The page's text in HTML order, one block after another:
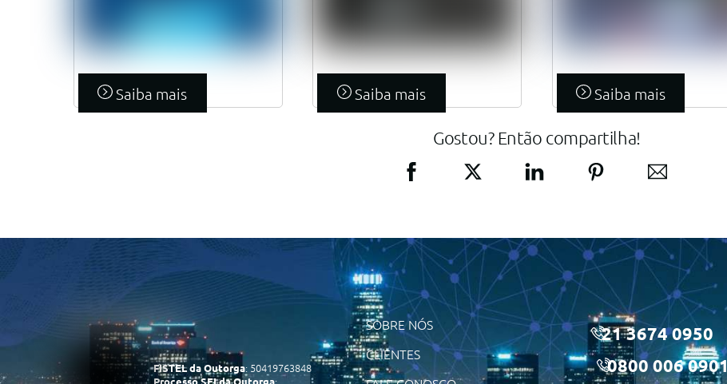
Saiba mais Saiba mais Saiba mais
Gostou? Então compartilha!
FISTEL da Outorga: 50419763848
SOBRE NÓS
CLIENTES
21 3674 0950
0800 006 0901